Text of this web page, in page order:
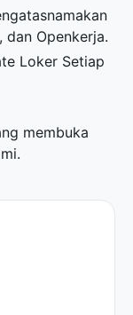
dan Openkerja.
Loker Setiap
membuka